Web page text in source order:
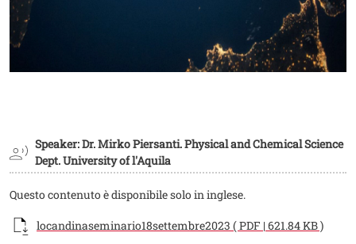
Speaker: Dr. Mirko Piersanti. Physical and Chemical Science
Dept. University of l'Aquila
Questo contenuto è disponibile solo in inglese.
Documento
locandinaseminario18settembre2023 ( PDF | 621.84 KB )